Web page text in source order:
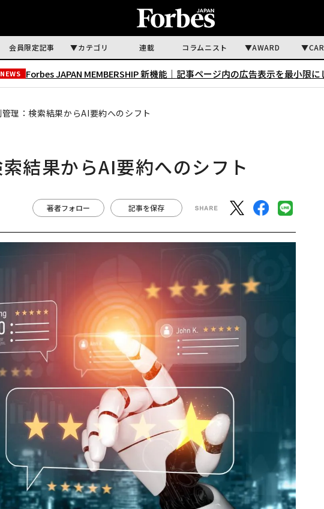
会員限定記事 カテゴリ 連載 コラムニスト AWARD
NEWS Forbes JAPAN MEMBERSHIP 新機能｜ 記事ページ内の広告表示を最小限に
理：検索結果からAI要約へのシフト
結果からAI要約へのシフト
著者フォロー 記事を保存